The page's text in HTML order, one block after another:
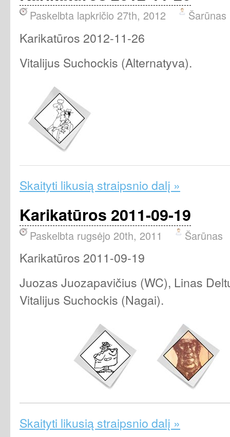
Paskelbta lapkričio 27th, 2012 Šarūnas
Karikatūros 2012-11-26
Vitalijus Suchockis (Alternatyva).
Skaityti likusią straipsnio dalį »
Karikatūros 2011-09-19
Paskelbta rugsėjo 20th, 2011 Šarūnas
Karikatūros 2011-09-19
Juozas Juozapavičius (WC), Linas
Vitalijus Suchockis (Nagai).
Skaityti likusią straipsnio dalį »